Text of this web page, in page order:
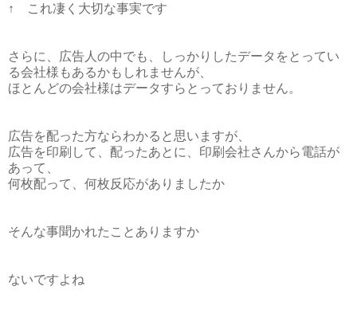
↑ これ凄く大切な事実です
さらに、広告人の中でも、しっかりしたデータをとってい
る会社様もあるかもしれませんが、
ほとんどの会社様はデータすらとっておりません。
広告を配った方ならわかると思いますが、
広告を印刷して、配ったあとに、印刷会社さんから電話が
あって、
何枚配って、何枚反応がありましたか
そんな事聞かれたことありますか
ないですよね